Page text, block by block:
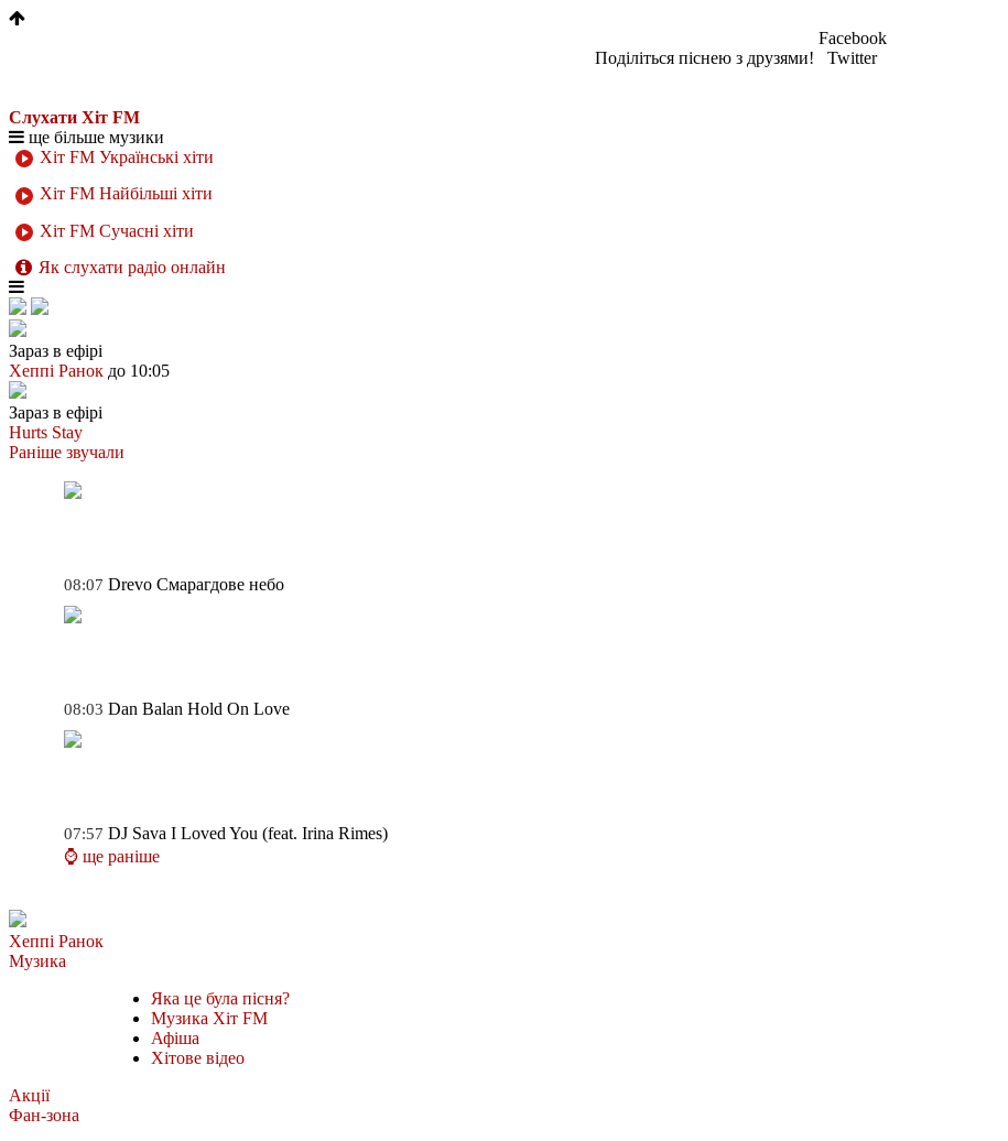
Поділіться піснею з друзями!
Facebook
Twitter
Слухати Хіт FM
ще більше музики
Хіт FM Українські хіти
Хіт FM Найбільші хіти
Хіт FM Сучасні хіти
Як слухати радіо онлайн
Зараз в ефірі
Хеппі Ранок до 10:05
Зараз в ефірі
Hurts Stay
Раніше звучали
08:07 Drevo Смарагдове небо
08:03 Dan Balan Hold On Love
07:57 DJ Sava I Loved You (feat. Irina Rimes)
⌚ ще раніше
Хеппі Ранок
Музика
Яка це була пісня?
Музика Хіт FM
Афіша
Хітове відео
Акції
Фан-зона